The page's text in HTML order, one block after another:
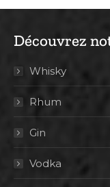
Découvrez
Whisky
Rhum
Gin
Vodka